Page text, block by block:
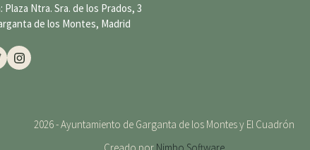
Plaza Ntra. Sra. de los Prados, 3
de los Montes, Madrid
2026 - Ayuntamiento de Garganta de los Montes y El Cuadrón
Creado por Nimbo Software